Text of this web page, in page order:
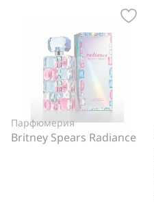
Парфюмерия
Britney Spears Radiance